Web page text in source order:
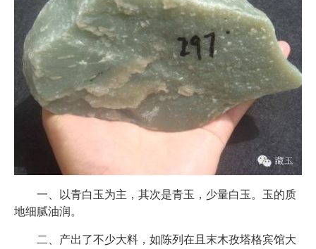
一、以青白玉为主，其次是青玉，少量白玉。玉的质
地细腻油润。
二、产出了不少大料，如陈列在且末木孜塔格宾馆大